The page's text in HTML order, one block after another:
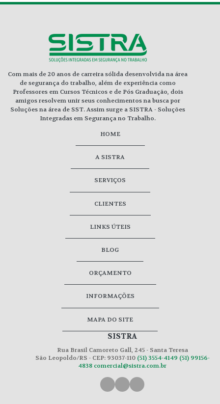
Com mais de 20 anos de carreira sólida desenvolvida na área
de segurança do trabalho, além de experiência como
Professores em Cursos Técnicos e de Pós Graduação, dois
amigos resolvem unir seus conhecimentos na busca por
Soluções na área de SST. Assim surge a SISTRA - Soluções
Integradas em Segurança no Trabalho.
HOME
A SISTRA
SERVIÇOS
CLIENTES
LINKS ÚTEIS
BLOG
ORÇAMENTO
INFORMAÇÕES
MAPA DO SITE
SISTRA
Rua Brasil Camoreto Gall, 245 - Santa Teresa
São Leopoldo/RS - CEP: 93037-110 (51) 3554-4149 (51) 99156-
4838 comercial@sistra.com.br